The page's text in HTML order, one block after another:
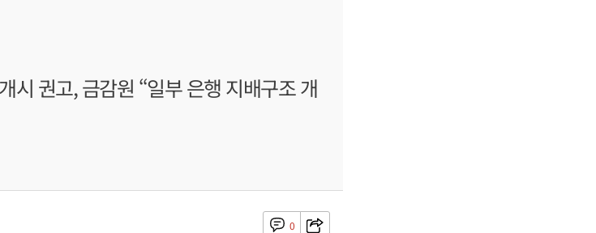
시 권고, 금감원 “일부 은행 지배구조 개
0